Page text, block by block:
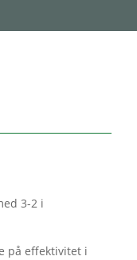
3-2 i
på effektivitet i